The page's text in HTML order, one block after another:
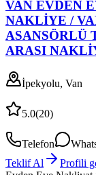
VAN EVDEN
NAKLİYE /
ASANSÖRLÜ
ARASI
İpekyolu, Van
5.0(20)
Telefon
Teklif Al
Profili